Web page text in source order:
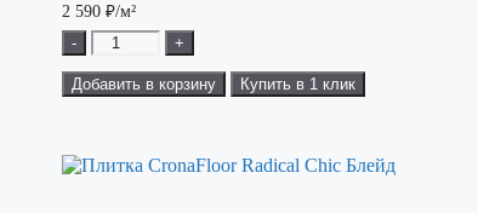
2 590₽/м²
-
+
Добавить в корзину Купить в 1 клик